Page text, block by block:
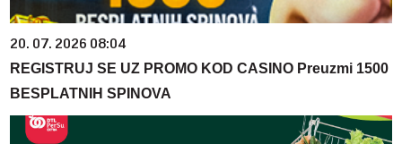
20. 07. 2026 08:04
REGISTRUJ SE UZ PROMO KOD CASINO Preuzmi 1500
BESPLATNIH SPINOVA